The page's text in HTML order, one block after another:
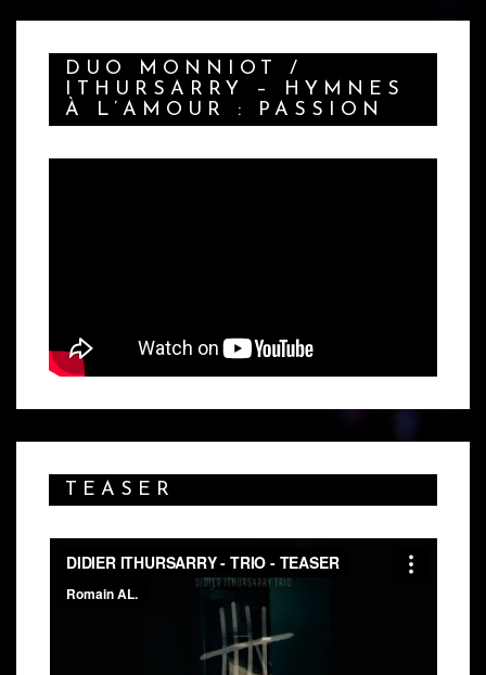
DUO MONNIOT /
ITHURSARRY – HYMNES
À L’AMOUR : PASSION
TEASER